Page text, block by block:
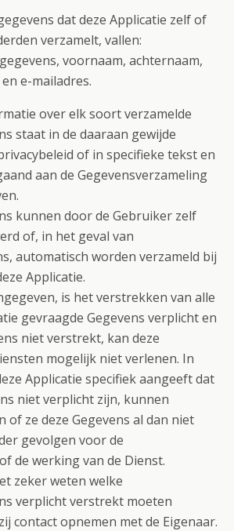
dat deze Applicatie zelf of
verzamelt, vallen:
voornaam, achternaam,
e-mailadres.
over elk soort verzamelde
staat in de daaraan gewijde
of in specifieke tekst en
aan de Gegevensverzameling
kunnen door de Gebruiker zelf
of, in het geval van
automatisch worden verzameld bij
Applicatie.
is het verstrekken van alle
gevraagde Gegevens verplicht en
niet verstrekt, kan deze
mogelijk niet verlenen. In
Applicatie specifiek aangeeft dat
niet verplicht zijn, kunnen
of ze deze Gegevens al dan niet
gevolgen voor de
de werking van de Dienst.
zeker weten welke
verplicht verstrekt moeten
contact opnemen met de Eigenaar.